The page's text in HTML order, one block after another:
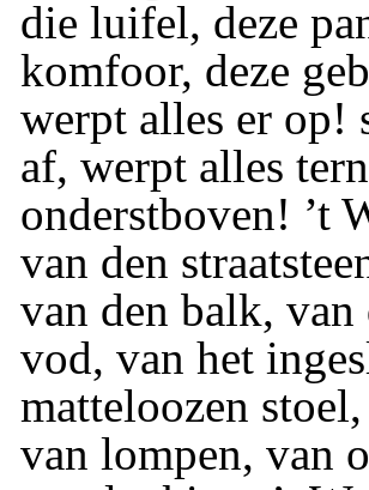
die luifel, deze
komfoor, deze
werpt alles er op!
af, werpt alles
onderstboven! ’t
van den
van den balk, van
vod, van het
matteloozen
van lompen, van